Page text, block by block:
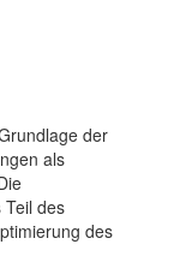
der
als
des
des